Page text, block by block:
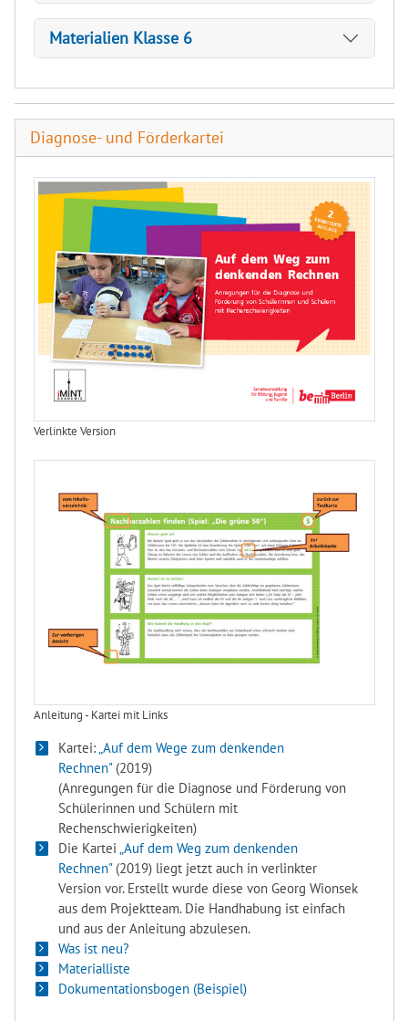
Materialien Klasse 6
Diagnose- und Förderkartei
Verlinkte Version
Anleitung - Kartei mit Links
Kartei:„Auf dem Wege zum denkenden
Rechnen"(2019)
(Anregungen für die Diagnose und Förderung von
Schülerinnen und Schülern mit
Rechenschwierigkeiten)
Die Kartei„Auf dem Weg zum denkenden
Rechnen"(2019) liegt jetzt auch in verlinkter
Version vor. Erstellt wurde diese von Georg Wionsek
aus dem Projektteam. Die Handhabung ist einfach
und aus der Anleitung abzulesen.
Was ist neu?
Materialliste
Dokumentationsbogen (Beispiel)